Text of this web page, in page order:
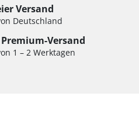
Versand
Deutschland
Versand
1 – 2 Werktagen